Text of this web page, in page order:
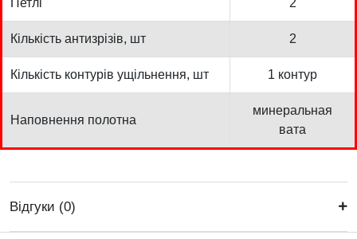
Кількість антизрізів, шт 2
Кількість контурів ущільнення, шт 1 контур
Наповнення полотна
минеральная
вата
Відгуки (0)